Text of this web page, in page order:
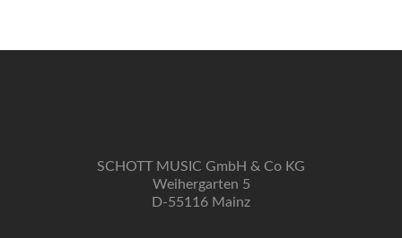
SCHOTT MUSIC GmbH & Co KG
Weihergarten 5
D-55116 Mainz